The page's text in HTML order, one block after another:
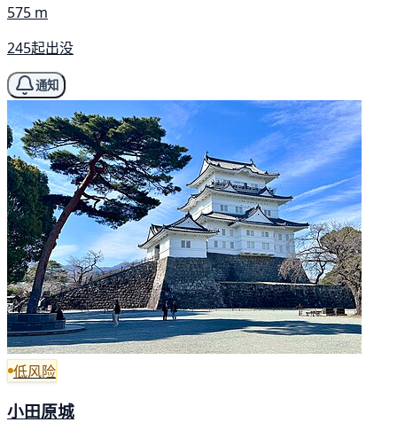
575 m
245起出没
通知
低风险
小田原城